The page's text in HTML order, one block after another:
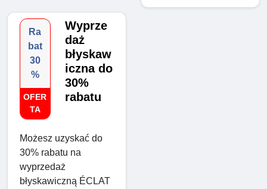
Ra
bat
30
%
OFER
TA
Wyprze
daż
błyskaw
iczna do
30%
rabatu
Możesz uzyskać do
30% rabatu na
wyprzedaż
błyskawiczną ÉCLAT